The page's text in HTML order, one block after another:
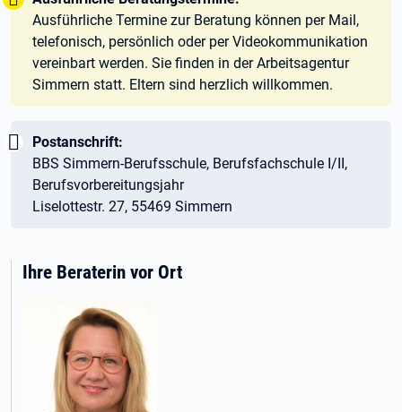
Ausführliche Termine zur Beratung können per Mail,
telefonisch, persönlich oder per Videokommunikation
vereinbart werden. Sie finden in der Arbeitsagentur
Simmern statt. Eltern sind herzlich willkommen.
Wichtig:
Postanschrift:
BBS Simmern-Berufsschule, Berufsfachschule I/II,
Berufsvorbereitungsjahr
Liselottestr. 27, 55469 Simmern
Ihre Beraterin vor Ort